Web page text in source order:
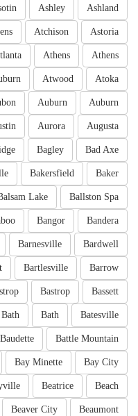
Ashland
Ashley
Astoria
Atchison
Athens
Athens
Atoka
Atwood
Auburn
Auburn
Augusta
Aurora
Bad Axe
Bagley
Baker
Bakersfield
Ballston Spa
Lake
Bandera
Bangor
Bardwell
Barnesville
Barrow
Bartlesville
Bassett
Bastrop
Batesville
Bath
Bath
Battle Mountain
Baudette
Bay City
Bay Minette
Beach
Beatrice
Beaumont
Beaver City